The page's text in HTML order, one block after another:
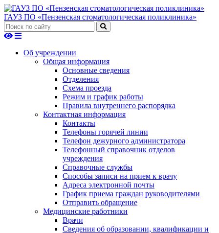
ГАУЗ ПО «Пензенская стоматологическая поликлиника»
Об учреждении
Общая информация
Основные сведения
Отделения
Схема проезда
Режим и график работы
Правила внутреннего распорядка
Контактная информация
Контакты
Телефоны горячей линии
Телефон дежурного администратора
Телефонный справочник отделов
учреждения
Справочные службы
Способы записи на прием к врачу
Адреса электронной почты
График приема граждан руководителями
Отправить обращение
Медицинские работники
Врачи
Сведения об образовании, квалификации и